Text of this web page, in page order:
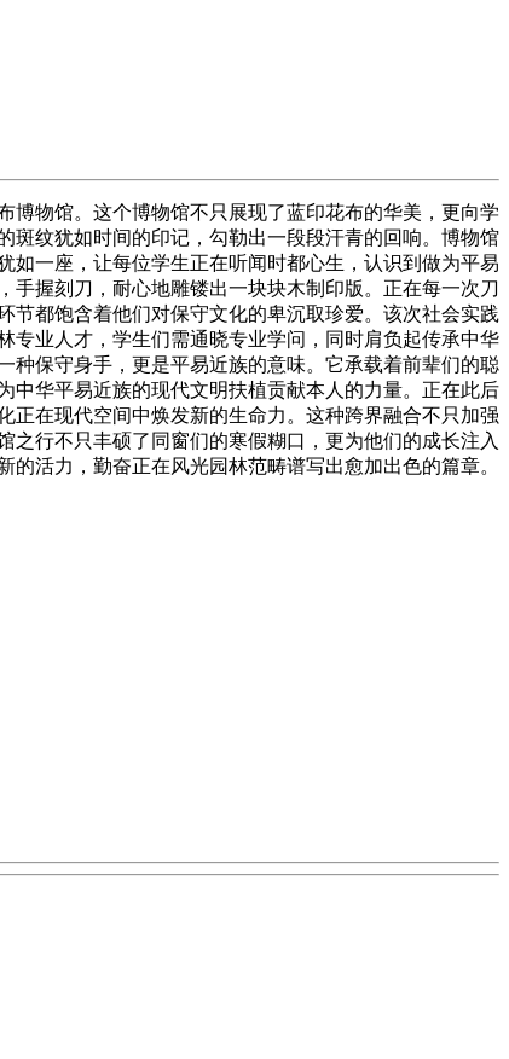
物馆。这个博物馆不只展现了蓝印花布的华美，更向学
斑纹犹如时间的印记，勾勒出一段段汗青的回响。博物馆
如一座，让每位学生正在听闻时都心生，认识到做为平易
握刻刀，耐心地雕镂出一块块木制印版。正在每一次刀
都饱含着他们对保守文化的卑沉取珍爱。该次社会实践
专业人才，学生们需通晓专业学问，同时肩负起传承中华
种保守身手，更是平易近族的意味。它承载着前辈们的聪
中华平易近族的现代文明扶植贡献本人的力量。正在此后
正在现代空间中焕发新的生命力。这种跨界融合不只加强
行不只丰硕了同窗们的寒假糊口，更为他们的成长注入
活力，勤奋正在风光园林范畴谱写出愈加出色的篇章。